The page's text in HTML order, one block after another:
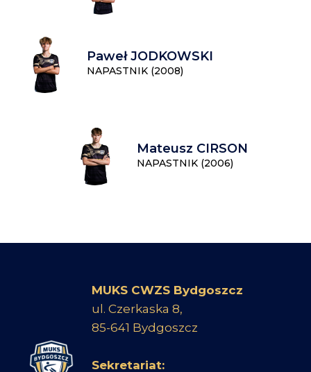
Paweł JODKOWSKI
NAPASTNIK (2008)
Mateusz CIRSON
NAPASTNIK (2006)
MUKS CWZS Bydgoszcz
ul. Czerkaska 8,
85-641 Bydgoszcz
Sekretariat: